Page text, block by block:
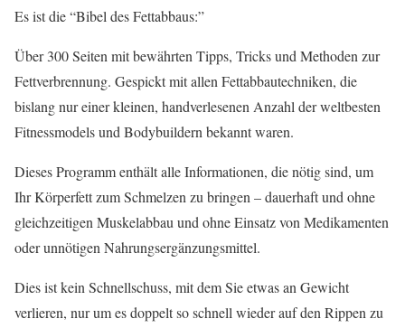
Es ist die “Bibel des Fettabbaus:”
Über 300 Seiten mit bewährten Tipps, Tricks und Methoden zur
Fettverbrennung. Gespickt mit allen Fettabbautechniken, die
bislang nur einer kleinen, handverlesenen Anzahl der weltbesten
Fitnessmodels und Bodybuildern bekannt waren.
Dieses Programm enthält alle Informationen, die nötig sind, um
Ihr Körperfett zum Schmelzen zu bringen – dauerhaft und ohne
gleichzeitigen Muskelabbau und ohne Einsatz von Medikamenten
oder unnötigen Nahrungsergänzungsmittel.
Dies ist kein Schnellschuss, mit dem Sie etwas an Gewicht
verlieren, nur um es doppelt so schnell wieder auf den Rippen zu